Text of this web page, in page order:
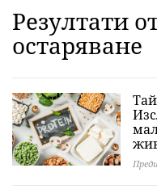
Резултати
остаряване